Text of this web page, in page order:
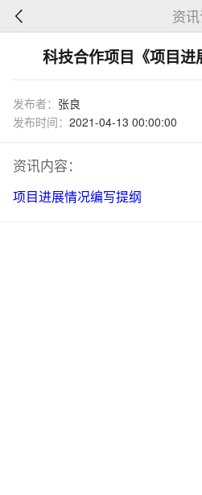
资
科技合作项目《项目进
发布者： 张良
发布时间： 2021-04-13 00:00:00
资讯内容：
项目进展情况编写提纲